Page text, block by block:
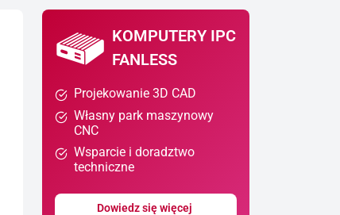
KOMPUTERY IPC
FANLESS
Projekowanie 3D CAD
Własny park maszynowy
CNC
Wsparcie i doradztwo
techniczne
Dowiedz się więcej